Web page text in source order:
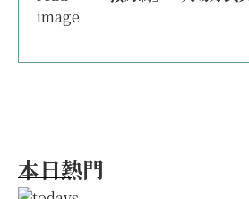
本日熱門